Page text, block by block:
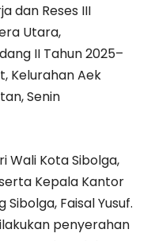
dan Reses III
Utara,
II Tahun 2025–
Kelurahan Aek
Senin
Wali Kota Sibolga,
Kepala Kantor
Faisal Yusuf.
penyerahan